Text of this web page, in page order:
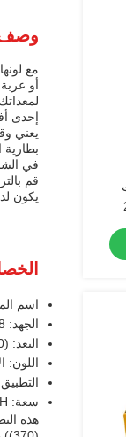
وصف
مع
لمعداتك.
إحدى
يعني
بطارية
في
قم
يكون
اسم
الجهد: 48 فولت
البعد: 955x250x648 (((370) ملم
اللون:
سعة: 404AH
هذه